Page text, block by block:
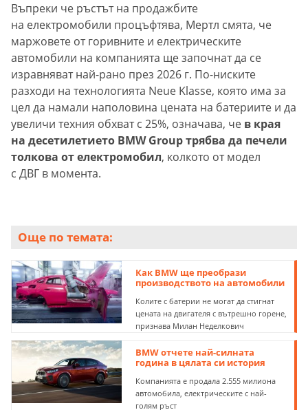
Въпреки че ръстът на продажбите
на електромобили процъфтява, Мертл смята, че
маржовете от горивните и електрическите
автомобили на компанията ще започнат да се
изравняват най-рано през 2026 г. По-ниските
разходи на технологията Neue Klasse, която има за
цел да намали наполовина цената на батериите и да
увеличи техния обхват с 25%, означава, че в края
на десетилетието BMW Group трябва да печели
толкова от електромобил, колкото от модел
с ДВГ в момента.
Още по темата:
Как BMW ще преобрази
производството на автомобили
Колите с батерии не могат да стигнат
цената на двигателя с вътрешно горене,
признава Милан Неделкович
BMW отчете най-силната
година в цялата си история
Компанията е продала 2.555 милиона
автомобила, електрическите с най-
голям ръст